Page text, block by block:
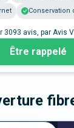
Conservation
3093 avis, par Avis
Être rappelé